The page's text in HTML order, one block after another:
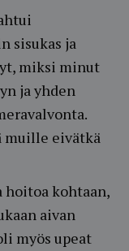
sisukas ja
miksi minut
ja yhden
muille eivätkä
kohtaan,
aivan
myös upeat